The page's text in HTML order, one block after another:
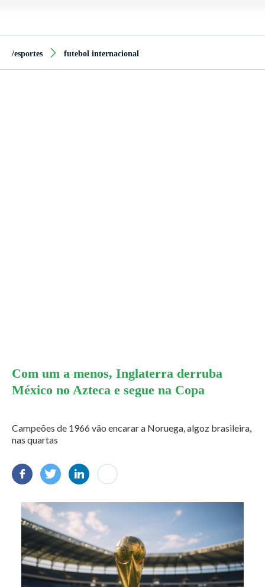
/esportes futebol internacional
Com um a menos, Inglaterra derruba
México no Azteca e segue na Copa
Campeões de 1966 vão encarar a Noruega, algoz brasileira,
nas quartas